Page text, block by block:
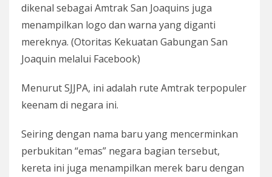
dikenal sebagai Amtrak San Joaquins juga
menampilkan logo dan warna yang diganti
mereknya. (Otoritas Kekuatan Gabungan San
Joaquin melalui Facebook)
Menurut SJJPA, ini adalah rute Amtrak terpopuler
keenam di negara ini.
Seiring dengan nama baru yang mencerminkan
perbukitan “emas” negara bagian tersebut,
kereta ini juga menampilkan merek baru dengan